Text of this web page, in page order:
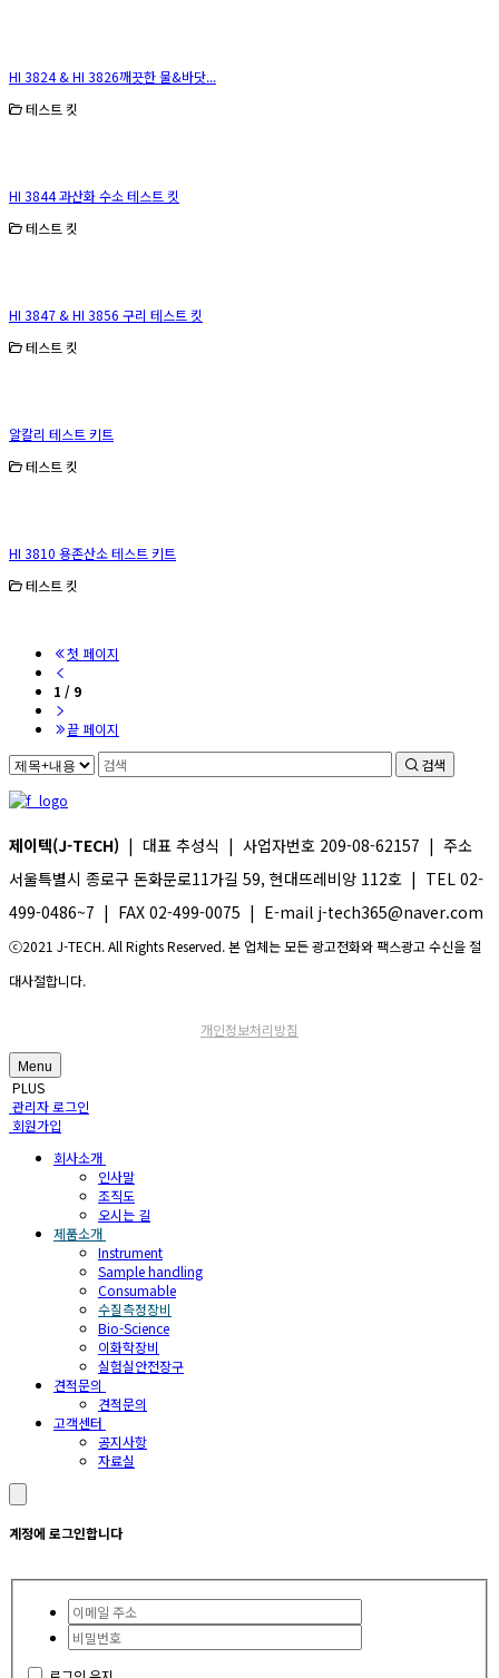
HI 3824 & HI 3826깨끗한 물&바닷...
테스트 킷
HI 3844 과산화 수소 테스트 킷
테스트 킷
HI 3847 & HI 3856 구리 테스트 킷
테스트 킷
알칼리 테스트 키트
테스트 킷
HI 3810 용존산소 테스트 키트
테스트 킷
첫 페이지
1 / 9
끝 페이지
검색
제이텍(J-TECH) | 대표 추성식 | 사업자번호 209-08-62157 | 주소
서울특별시 종로구 돈화문로11가길 59, 현대뜨레비앙 112호 | TEL 02-
499-0486~7 | FAX 02-499-0075 | E-mail j-tech365@naver.com
ⓒ2021 J-TECH. All Rights Reserved. 본 업체는 모든 광고전화와 팩스광고 수신을 절
대사절합니다.
개인정보처리방침
Menu
PLUS
관리자 로그인
회원가입
회사소개
인사말
조직도
오시는 길
제품소개
Instrument
Sample handling
Consumable
수질측정장비
Bio-Science
이화학장비
실험실안전장구
견적문의
견적문의
고객센터
공지사항
자료실
계정에 로그인합니다